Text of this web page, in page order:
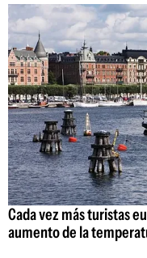
Cada vez más turistas
aumento de la